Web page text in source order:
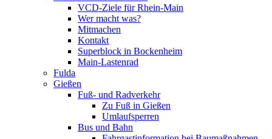
VCD-Ziele für Rhein-Main
Wer macht was?
Mitmachen
Kontakt
Superblock in Bockenheim
Main-Lastenrad
Fulda
Gießen
Fuß- und Radverkehr
Zu Fuß in Gießen
Umlaufsperren
Bus und Bahn